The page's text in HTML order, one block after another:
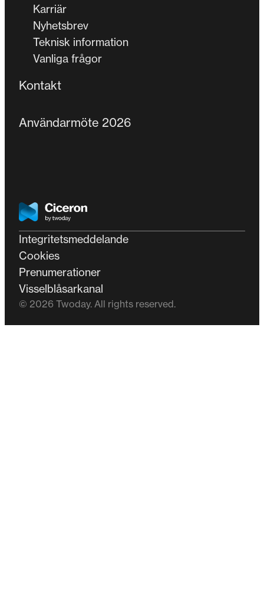
Karriär
Nyhetsbrev
Teknisk information
Vanliga frågor
Kontakt
Användarmöte 2026
Homepage
Integritetsmeddelande
Cookies
Prenumerationer
Visselblåsarkanal
© 2026 Twoday. All rights reserved.